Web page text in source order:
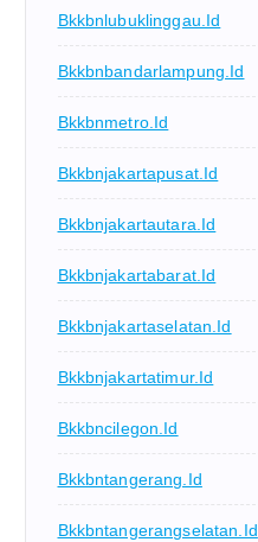
Bkkbnlubuklinggau.id
Bkkbnbandarlampung.id
Bkkbnmetro.id
Bkkbnjakartapusat.id
Bkkbnjakartautara.id
Bkkbnjakartabarat.id
Bkkbnjakartaselatan.id
Bkkbnjakartatimur.id
Bkkbncilegon.id
Bkkbntangerang.id
Bkkbntangerangselatan.id